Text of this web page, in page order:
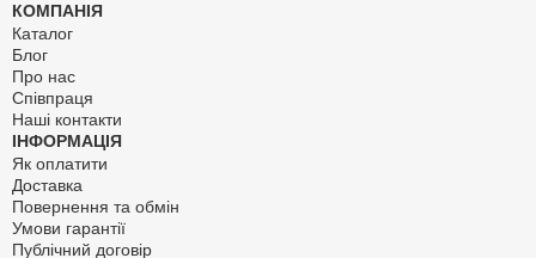
КОМПАНІЯ
Каталог
Блог
Про нас
Співпраця
Наші контакти
ІНФОРМАЦІЯ
Як оплатити
Доставка
Повернення та обмін
Умови гарантії
Публічний договір